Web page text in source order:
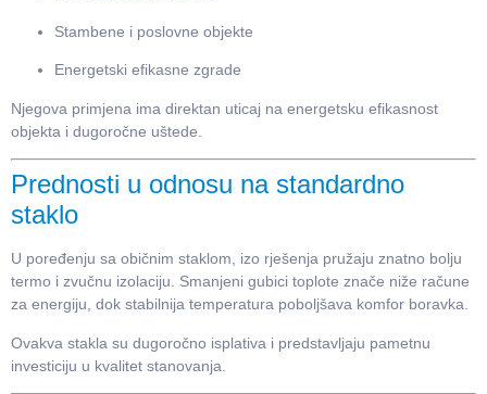
Stambene i poslovne objekte
Energetski efikasne zgrade
Njegova primjena ima direktan uticaj na energetsku efikasnost
objekta i dugoročne uštede.
Prednosti u odnosu na standardno
staklo
U poređenju sa običnim staklom, izo rješenja pružaju znatno bolju
termo i zvučnu izolaciju. Smanjeni gubici toplote znače niže račune
za energiju, dok stabilnija temperatura poboljšava komfor boravka.
Ovakva stakla su dugoročno isplativa i predstavljaju pametnu
investiciju u kvalitet stanovanja.